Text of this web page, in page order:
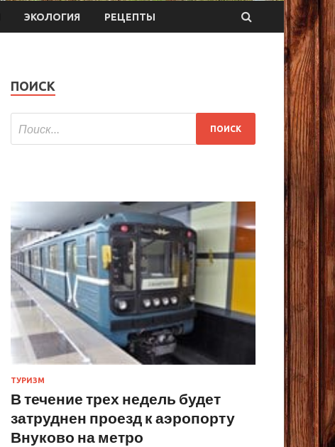
ЭКОЛОГИЯ РЕЦЕПТЫ
ПОИСК
ТУРИЗМ
В течение трех недель будет
затруднен проезд к аэропорту
Внуково на метро